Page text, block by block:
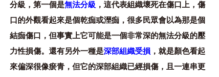
分級，第一個是無法分級 ，這代表組織壞死在傷口上，傷
口的外觀看起來是個乾痂或溼痂，很多民眾會以為那是個
結痂傷口，但事實上它可能是一個非常深的無法分級的壓
力性損傷。還有另外一種是深部組織受損 ，就是顏色看起
來偏深很像瘀青，但它的深部組織已經損傷，且一連串更